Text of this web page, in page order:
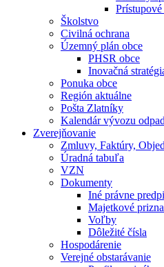
Školstvo
Civilná ochrana
Územný plán obce
PHSR obce
Inovačná
Ponuka obce
Región aktuálne
Pošta Zlatníky
Kalendár vývozu
Zverejňovanie
Zmluvy, Faktúry,
Úradná tabuľa
VZN
Dokumenty
Iné právne
Majetkové
Voľby
Dôležité čísla
Hospodárenie
Verejné obstarávanie